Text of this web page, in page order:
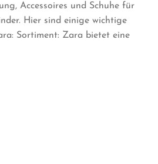
Accessoires und Schuhe für
Hier sind einige wichtige
Sortiment: Zara bietet eine